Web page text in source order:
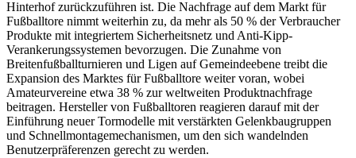
Hinterhof zurückzuführen ist. Die Nachfrage auf dem Markt für
Fußballtore nimmt weiterhin zu, da mehr als 50 % der Verbraucher
Produkte mit integriertem Sicherheitsnetz und Anti-Kipp-
Verankerungssystemen bevorzugen. Die Zunahme von
Breitenfußballturnieren und Ligen auf Gemeindeebene treibt die
Expansion des Marktes für Fußballtore weiter voran, wobei
Amateurvereine etwa 38 % zur weltweiten Produktnachfrage
beitragen. Hersteller von Fußballtoren reagieren darauf mit der
Einführung neuer Tormodelle mit verstärkten Gelenkbaugruppen
und Schnellmontagemechanismen, um den sich wandelnden
Benutzerpräferenzen gerecht zu werden.